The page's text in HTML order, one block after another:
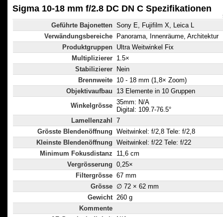
Sigma 10-18 mm f/2.8 DC DN C Spezifikationen
Geführte Bajonetten Sony E, Fujifilm X, Leica L
Verwändungsbereiche
Panorama, Innenräume, Architektur
Produktgruppen Ultra Weitwinkel Fix
Multiplizierer 1.5×
Stabilizierer
Nein
Brennweite 10 - 18 mm (1,8× Zoom)
Objektivaufbau
13 Elemente in 10 Gruppen
Winkelgrösse 35mm: N/A
Digital: 109.7-76.5°
Lamellenzahl
7
Grösste Blendenöffnung Weitwinkel: f/2,8 Tele: f/2,8
Kleinste Blendenöffnung Weitwinkel: f/22 Tele: f/22
Minimum Fokusdistanz
11,6 cm
Vergrösserung 0,25×
Filtergrösse 67 mm
Grösse ∅ 72 × 62 mm
Gewicht 260 g
Kommente